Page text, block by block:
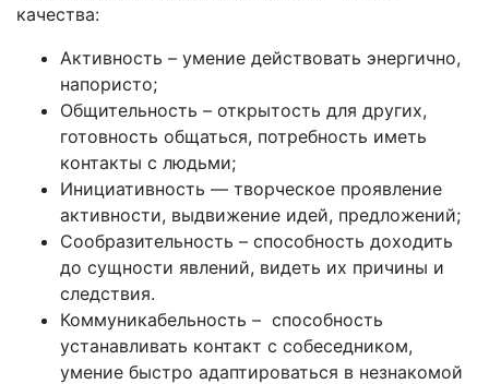
качества:
Активность – умение действовать энергично,
напористо;
Общительность – открытость для других,
готовность общаться, потребность иметь
контакты с людьми;
Инициативность — творческое проявление
активности, выдвижение идей, предложений;
Сообразительность – способность доходить
до сущности явлений, видеть их причины и
следствия.
Коммуникабельность – способность
устанавливать контакт с собеседником,
умение быстро адаптироваться в незнакомой